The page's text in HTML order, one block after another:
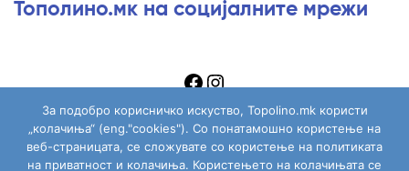
Тополино.мк на социјалните мрежи
За подобро корисничко искуство, Topolino.mk користи
„колачиња“ (eng."cookies"). Со понатамошно користење на
веб-страницата, се сложувате со користење на политиката
на приватност и колачиња. Користењето на колачињата се